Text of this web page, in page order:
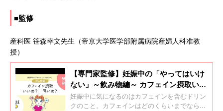
■監修
産科医 笹森幸文先生（帝京大学医学部附属病院産婦人科准教
授）
【専門家監修】妊娠中の「やってはいけ
ない」～飲み物編～ カフェイン摂取いい
の？悪いの？[動画]
妊娠中に気になるのはカフェインを含むドリン
クのこと。カフェインはどのくらいまでなら摂